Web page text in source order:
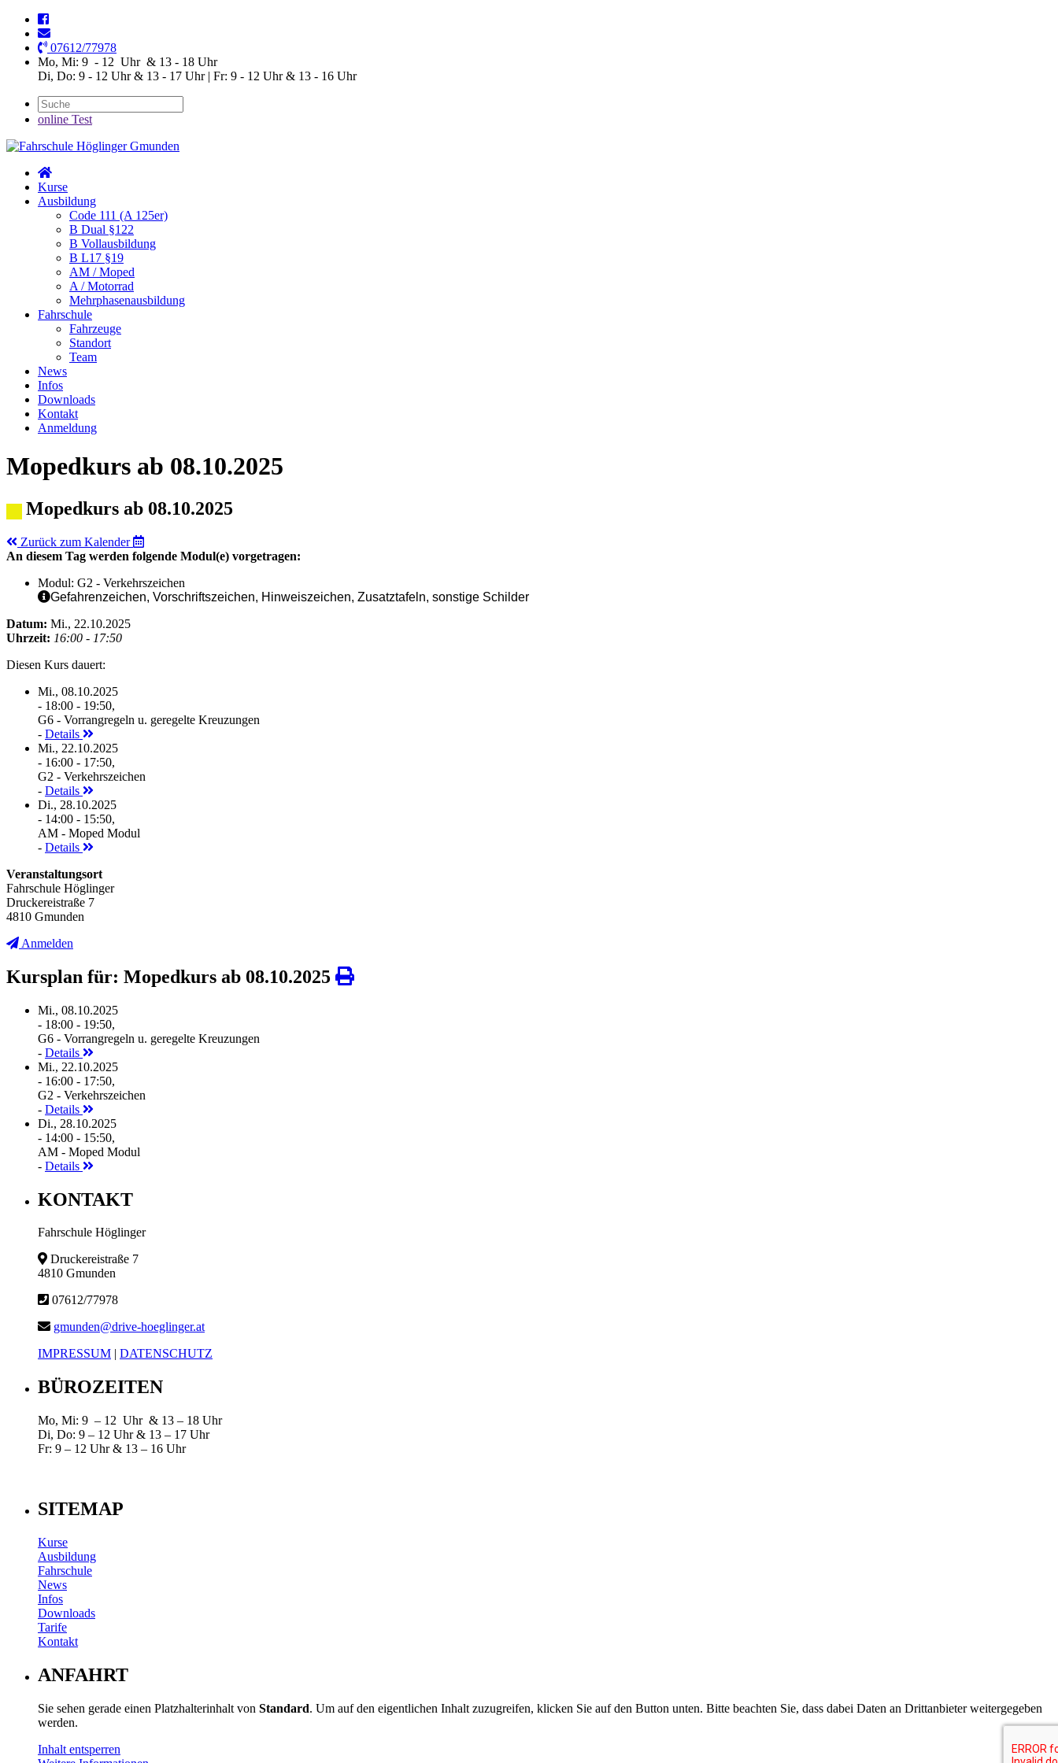
07612/77978
Mo, Mi: 9 - 12 Uhr & 13 - 18 Uhr
Di, Do: 9 - 12 Uhr & 13 - 17 Uhr | Fr: 9 - 12 Uhr & 13 - 16 Uhr
online Test
Kurse
Ausbildung
Code 111 (A 125er)
B Dual §122
B Vollausbildung
B L17 §19
AM / Moped
A / Motorrad
Mehrphasenausbildung
Fahrschule
Fahrzeuge
Standort
Team
News
Infos
Downloads
Kontakt
Anmeldung
Mopedkurs ab 08.10.2025
Mopedkurs ab 08.10.2025
Zurück zum Kalender
An diesem Tag werden folgende Modul(e) vorgetragen:
Modul: G2 - Verkehrszeichen
Gefahrenzeichen, Vorschriftszeichen, Hinweiszeichen, Zusatztafeln, sonstige Schilder
Datum: Mi., 22.10.2025
Uhrzeit: 16:00 - 17:50
Diesen Kurs dauert:
Mi., 08.10.2025
- 18:00 - 19:50,
G6 - Vorrangregeln u. geregelte Kreuzungen
- Details
Mi., 22.10.2025
- 16:00 - 17:50,
G2 - Verkehrszeichen
- Details
Di., 28.10.2025
- 14:00 - 15:50,
AM - Moped Modul
- Details
Veranstaltungsort
Fahrschule Höglinger
Druckereistraße 7
4810 Gmunden
Anmelden
Kursplan für: Mopedkurs ab 08.10.2025
Mi., 08.10.2025
- 18:00 - 19:50,
G6 - Vorrangregeln u. geregelte Kreuzungen
- Details
Mi., 22.10.2025
- 16:00 - 17:50,
G2 - Verkehrszeichen
- Details
Di., 28.10.2025
- 14:00 - 15:50,
AM - Moped Modul
- Details
KONTAKT
Fahrschule Höglinger
Druckereistraße 7
4810 Gmunden
07612/77978
gmunden@drive-hoeglinger.at
IMPRESSUM | DATENSCHUTZ
BÜROZEITEN
Mo, Mi: 9 – 12 Uhr & 13 – 18 Uhr
Di, Do: 9 – 12 Uhr & 13 – 17 Uhr
Fr: 9 – 12 Uhr & 13 – 16 Uhr
SITEMAP
Kurse
Ausbildung
Fahrschule
News
Infos
Downloads
Tarife
Kontakt
ANFAHRT
Sie sehen gerade einen Platzhalterinhalt von Standard. Um auf den eigentlichen Inhalt zuzugreifen, klicken Sie auf den Button unten. Bitte beachten Sie, dass dabei Daten an Drittanbieter weitergegeben
werden.
Inhalt entsperren